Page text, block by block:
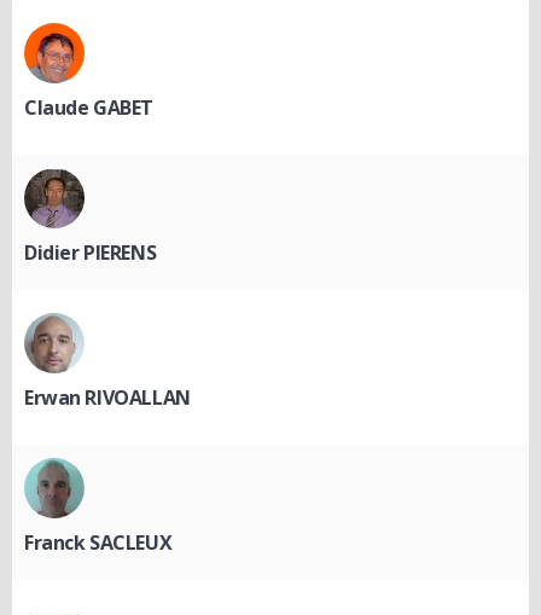
Claude GABET
Didier PIERENS
Erwan RIVOALLAN
Franck SACLEUX